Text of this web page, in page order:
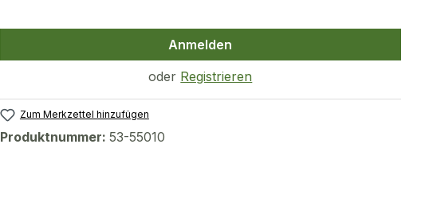
Anmelden
oder Registrieren
Zum Merkzettel hinzufügen
Produktnummer: 53-55010